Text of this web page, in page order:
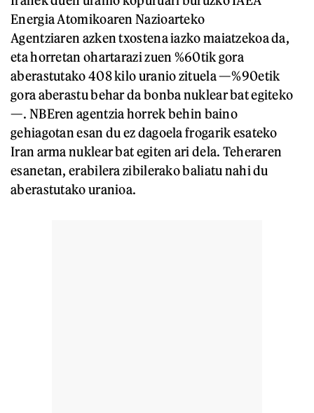
Energia Atomikoaren Nazioarteko
Agentziaren azken txostena iazko maiatzekoa da,
eta horretan ohartarazi zuen %60tik gora
aberastutako 408 kilo uranio zituela —%90etik
gora aberastu behar da bonba nuklear bat egiteko
—. NBEren agentzia horrek behin baino
gehiagotan esan du ez dagoela frogarik esateko
Iran arma nuklear bat egiten ari dela. Teheraren
esanetan, erabilera zibilerako baliatu nahi du
aberastutako uranioa.